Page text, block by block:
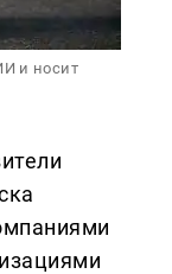
и носит